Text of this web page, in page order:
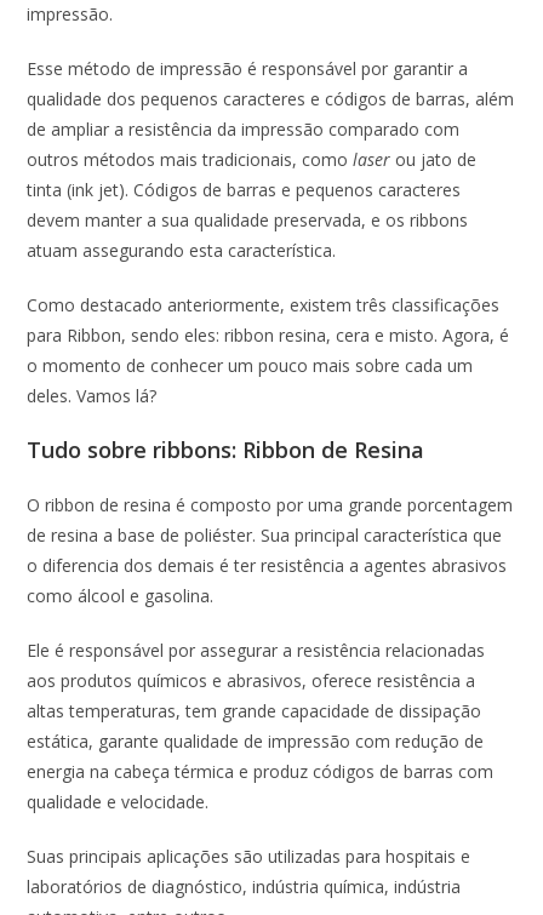
impressão.
Esse método de impressão é responsável por garantir a
qualidade dos pequenos caracteres e códigos de barras, além
de ampliar a resistência da impressão comparado com
outros métodos mais tradicionais, comolaserou jato de
tinta (ink jet). Códigos de barras e pequenos caracteres
devem manter a sua qualidade preservada, e os ribbons
atuam assegurando esta característica.
Como destacado anteriormente, existem três classificações
para Ribbon, sendo eles: ribbon resina, cera e misto. Agora, é
o momento de conhecer um pouco mais sobre cada um
deles. Vamos lá?
Tudo sobre ribbons: Ribbon de Resina
O ribbon de resina é composto por uma grande porcentagem
de resina a base de poliéster. Sua principal característica que
o diferencia dos demais é ter resistência a agentes abrasivos
como álcool e gasolina.
Ele é responsável por assegurar a resistência relacionadas
aos produtos químicos e abrasivos, oferece resistência a
altas temperaturas, tem grande capacidade de dissipação
estática, garante qualidade de impressão com redução de
energia na cabeça térmica e produz códigos de barras com
qualidade e velocidade.
Suas principais aplicações são utilizadas para hospitais e
laboratórios de diagnóstico, indústria química, indústria